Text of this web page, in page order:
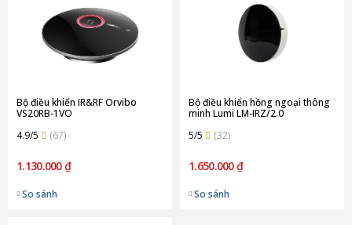
Bộ điều khiển IR&RF Orvibo
VS20RB-1VO
4.9/5
(67)
1.130.000 ₫
So sánh
Bộ điều khiển hồng ngoại thông
minh Lumi LM-IRZ/2.0
5/5
(32)
1.650.000 ₫
So sánh